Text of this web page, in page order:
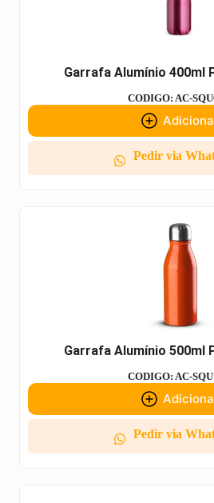
Garrafa Alumínio 400ml
CODIGO: AC-
Pedir via
Garrafa Alumínio 500ml
CODIGO: AC-
Pedir via